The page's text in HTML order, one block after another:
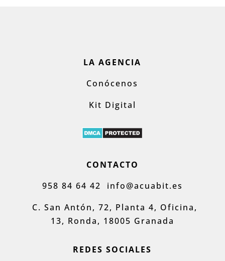
LA AGENCIA
Conócenos
Kit Digital
CONTACTO
958 84 64 42 info@acuabit.es
C. San Antón, 72, Planta 4, Oficina,
13, Ronda, 18005 Granada
REDES SOCIALES